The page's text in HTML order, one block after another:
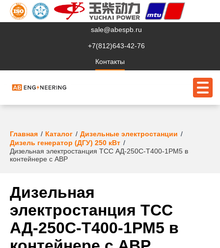
sale@abespb.ru
+7(812)643-42-76
Контакты
О компании
Клиентам
Сервис
Судовое ЭО
Проекты
Главная Каталог
Дизельные электростанции
Дизель генератор (ДГУ) 250 кВт
Дизельная электростанция ТСС АД-250С-Т400-1РМ5 в
контейнере с АВР
Дизельная
электростанция ТСС
АД-250С-Т400-1РМ5 в